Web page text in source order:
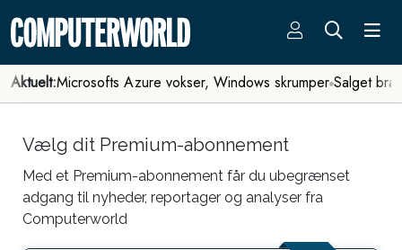
Aktuelt:Microsofts Azure vokser, Windows skrumper Salget
Vælg dit Premium-abonnement
Med et Premium-abonnement får du ubegrænset
adgang til nyheder, reportager og analyser fra
Computerworld